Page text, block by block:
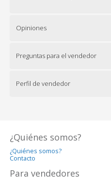
Opiniones
Preguntas para el vendedor
Perfil de vendedor
¿Quiénes somos?
¿Quiénes somos?
Contacto
Para vendedores